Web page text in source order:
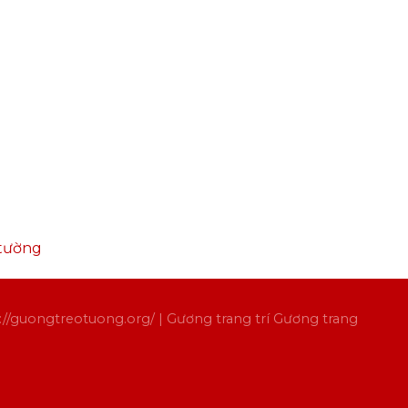
guongtreotuong.org/| Gương trang trí Gương trang